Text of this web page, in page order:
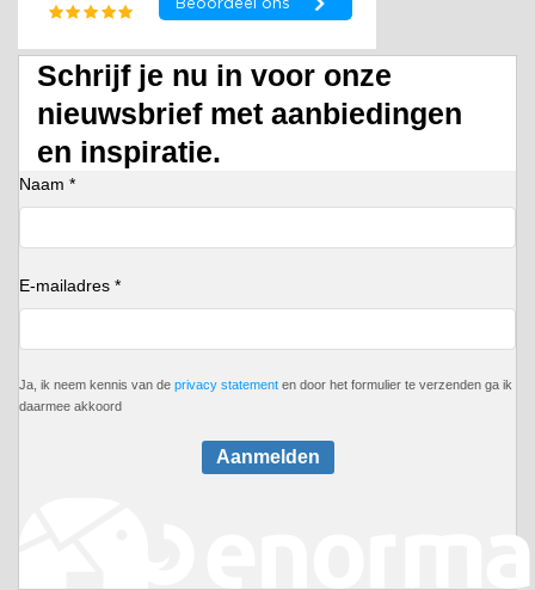
Schrijf je nu in voor onze
nieuwsbrief met aanbiedingen
en inspiratie.
Naam *
E-mailadres *
Ja, ik neem kennis van de privacy statement en door het formulier te verzenden ga ik
daarmee akkoord
Aanmelden